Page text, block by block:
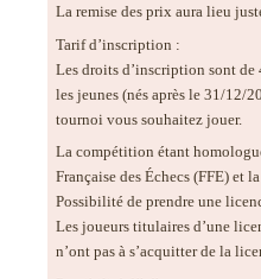
La remise des prix aura lieu
Tarif d’inscription :
Les droits d’inscription sont
les jeunes (nés après le 31/12/
tournoi vous souhaitez jouer.
La compétition étant
Française des Échecs (FFE) et
Possibilité de prendre une
Les joueurs titulaires d’une
n’ont pas à s’acquitter de la